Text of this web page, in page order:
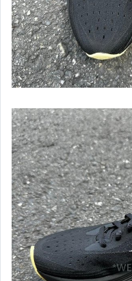
【棒壘】壘鞋類&鞋套
【棒壘】棒球釘鞋類
【棒壘】裁判教練主審鞋類
【棒壘】球類
【棒壘】服飾
【棒壘】球褲,皮帶,襪
【棒壘】裝備專用袋
【棒壘】其它用品
【棒壘】棒壘專用護具